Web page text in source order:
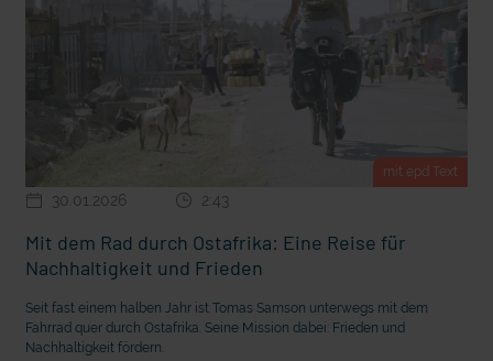
mit epd Text
30.01.2026 2:43
Mit dem Rad durch Ostafrika: Eine Reise für
Nachhaltigkeit und Frieden
Seit fast einem halben Jahr ist Tomas Samson unterwegs mit dem
Fahrrad quer durch Ostafrika. Seine Mission dabei: Frieden und
Nachhaltigkeit fördern.